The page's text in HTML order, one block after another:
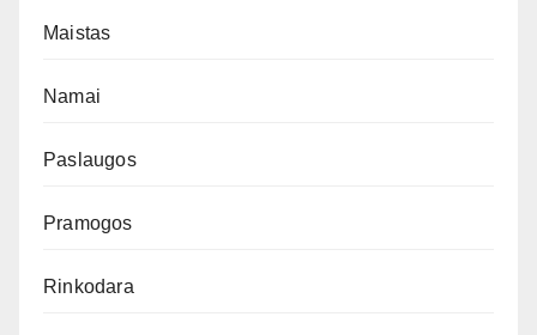
Maistas
Namai
Paslaugos
Pramogos
Rinkodara